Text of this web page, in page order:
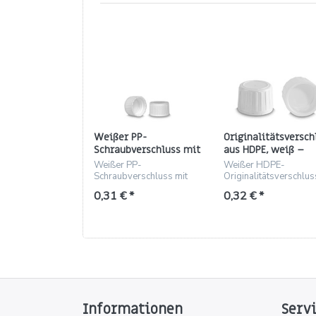
Weißer PP-
Schraubverschluss mit
Schaumeinlage –
Gewinde PP 28
Weißer PP-
Schraubverschluss mit
Gewinde, ideal für
0,31 € *
aus HDPE, weiß –
Gewinde PP 28
Weißer HDPE-
LLDPE und EPE200-
0,32 € *
Informationen